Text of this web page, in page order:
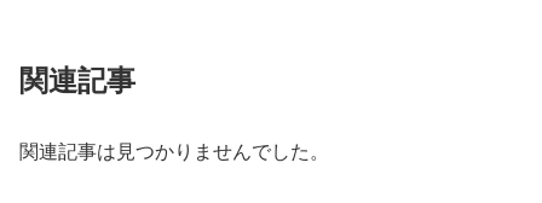
関連記事
関連記事は見つかりませんでした。